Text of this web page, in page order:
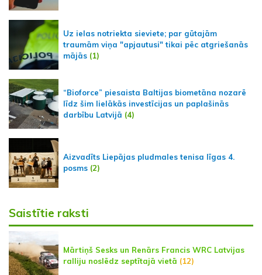
Uz ielas notriekta sieviete; par gūtajām
traumām viņa "apjautusi" tikai pēc atgriešanās
mājās (1)
“Bioforce” piesaista Baltijas biometāna nozarē
līdz šim lielākās investīcijas un paplašinās
darbību Latvijā (4)
Aizvadīts Liepājas pludmales tenisa līgas 4.
posms (2)
Saistītie raksti
Mārtiņš Sesks un Renārs Francis WRC Latvijas
ralliju noslēdz septītajā vietā (12)